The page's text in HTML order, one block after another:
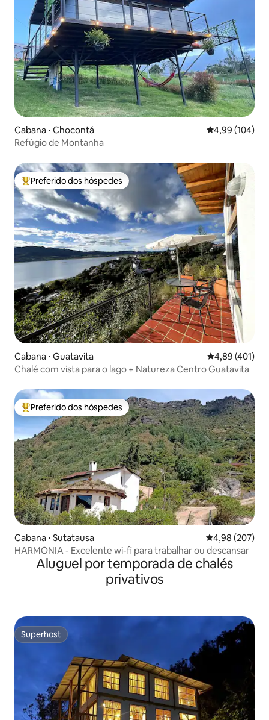
Cabana ⋅ Chocontá 4,99 de uma
4,99 (104)
Refúgio de Montanha
Entre os melhores preferidos dos hóspedes
Preferido dos hóspedes
Cabana ⋅ Guatavita 4,89 de uma
4,89 (401)
Chalé com vista para o lago + Natureza Centro Guatavita
Entre os melhores preferidos dos hóspedes
Preferido dos hóspedes
Cabana ⋅ Sutatausa 4,98 de uma
4,98 (207)
HARMONIA - Excelente wi-fi para trabalhar ou descansar
Aluguel por temporada de chalés
privativos
Superhost
Superhost